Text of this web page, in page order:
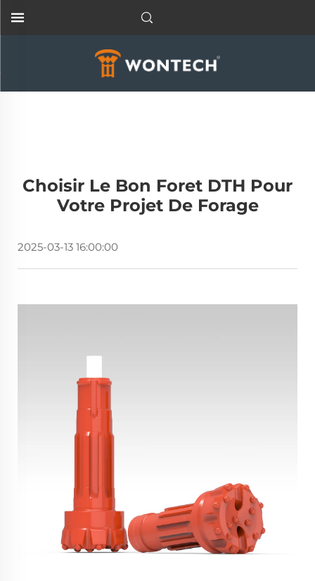
Choisir Le Bon Foret DTH Pour
Votre Projet De Forage
2025-03-13 16:00:00